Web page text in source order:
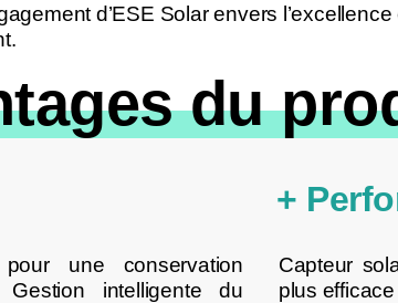
d’ESE Solar envers
du
une conservation
intelligente du
+
Capteur
plus